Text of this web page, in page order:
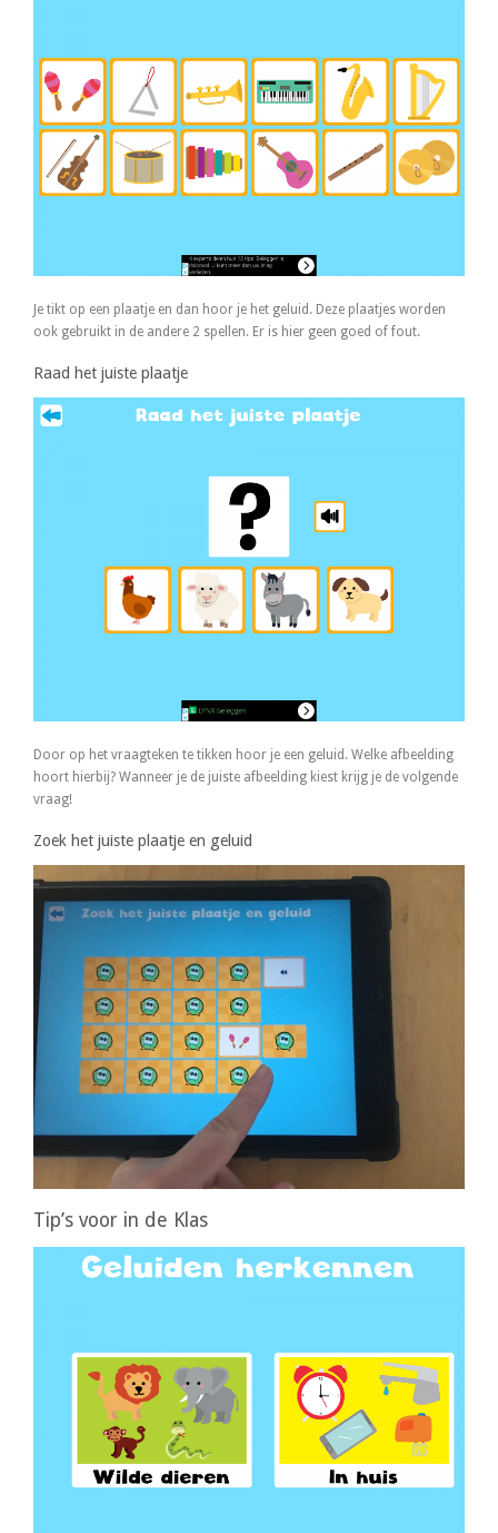
Je tikt op een plaatje en dan hoor je het geluid. Deze plaatjes worden
ook gebruikt in de andere 2 spellen. Er is hier geen goed of fout.
Raad het juiste plaatje
Door op het vraagteken te tikken hoor je een geluid. Welke afbeelding
hoort hierbij? Wanneer je de juiste afbeelding kiest krijg je de volgende
vraag!
Zoek het juiste plaatje en geluid
Tip’s voor in de Klas